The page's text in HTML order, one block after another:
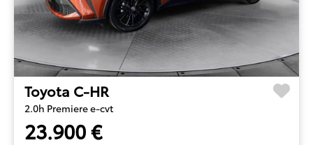
Toyota C-HR
2.0h Premiere e-cvt
23.900 €